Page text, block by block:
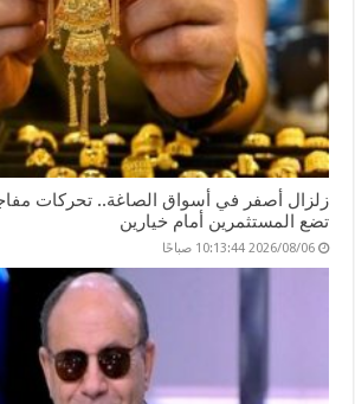
زلزال أصفر في أسواق الصاغة.. تحركات
تضع المستثمرين أمام خيارين
2026/08/06 10:13:44 صباحًا